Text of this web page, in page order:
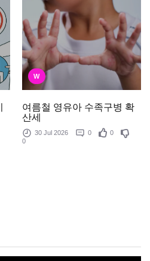
W
여름철 영유아 수족구병 확
산세
30 Jul 2026 0
0
0